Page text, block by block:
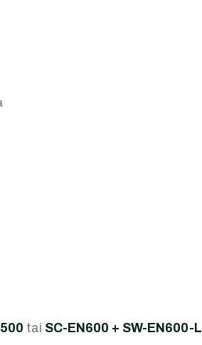
tai SC-EN600 + SW-EN600-L